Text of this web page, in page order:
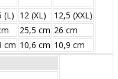
(L) 12 (XL)
12,5 (XXL)
25,5 сm 26 сm
сm 10,6 сm 10,9 сm